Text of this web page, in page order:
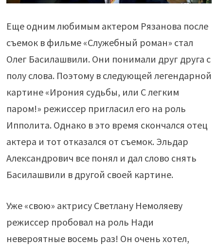
Еще одним любимым актером Рязанова после
съемок в фильме «Служебный роман» стал
Олег Басилашвили. Они понимали друг друга с
полу слова. Поэтому в следующей легендарной
картине «Ирония судьбы, или С легким
паром!» режиссер пригласил его на роль
Ипполита. Однако в это время скончался отец
актера и тот отказался от съемок. Эльдар
Александрович все понял и дал слово снять
Басилашвили в другой своей картине.
Уже «свою» актрису Светлану Немоляеву
режиссер пробовал на роль Нади
невероятные восемь раз! Он очень хотел,